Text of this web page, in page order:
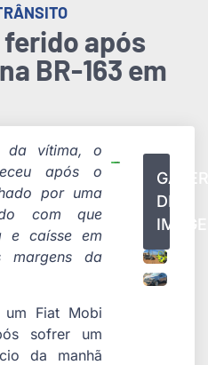
após
BR-163 em
da vítima, o
após o
por uma
com que
e caísse em
margens da
Fiat Mobi
sofrer um
da manhã
DE